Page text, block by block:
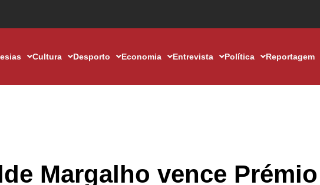
Cultura Desporto Economia Entrevista Política Reportagem
Margalho vence Prémio